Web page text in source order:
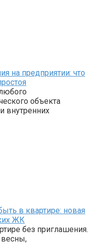
на предприятии: что
объекта
внутренних
в квартире: новая
ЖК
без приглашения.
весны,